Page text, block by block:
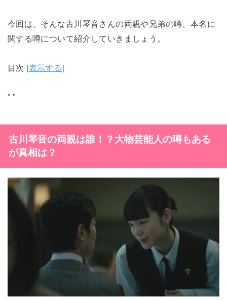
今回は、そんな古川琴音さんの両親や兄弟の噂、本名に
関する噂について紹介していきましょう。
目次 [表示する]
" "
古川琴音の両親は誰！？大物芸能人の噂もある
が真相は？